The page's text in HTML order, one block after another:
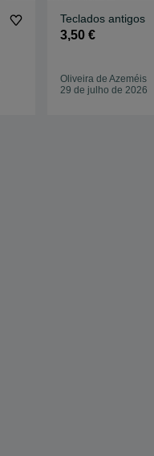
Teclados antigos
3,50 €
Oliveira de Azeméis
29 de julho de 2026